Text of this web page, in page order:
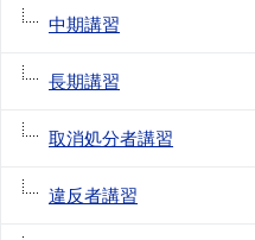
中期講習
長期講習
取消処分者講習
違反者講習